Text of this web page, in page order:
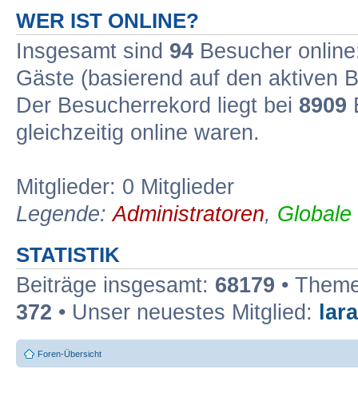
WER IST ONLINE?
Insgesamt sind 94 Besucher
Gäste (basierend auf den aktiven
Der Besucherrekord liegt bei 8909
gleichzeitig online waren.
Mitglieder: 0 Mitglieder
Legende:Administratoren,
STATISTIK
Beiträge insgesamt: 68179 •
372 • Unser neuestes Mitglied:
Foren-Übersicht